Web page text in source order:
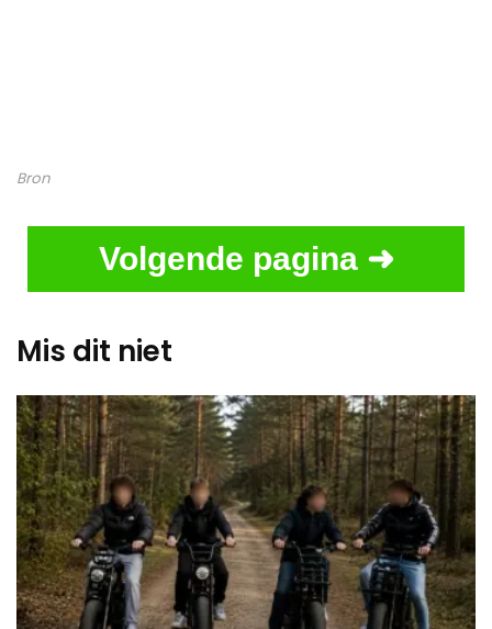
Bron
Volgende pagina ➜
Mis dit niet